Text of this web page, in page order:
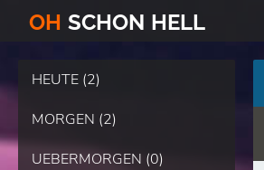
OH SCHON HELL
HEUTE (2)
MORGEN (2)
UEBERMORGEN (0)